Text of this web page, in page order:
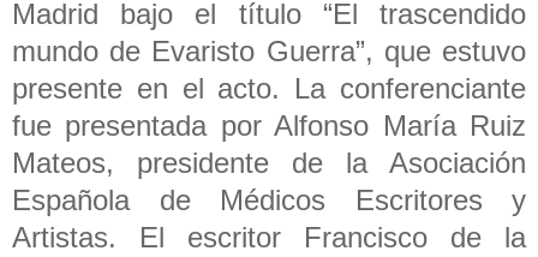
Madrid bajo el título “El trascendido
mundo de Evaristo Guerra”, que estuvo
presente en el acto. La conferenciante
fue presentada por Alfonso María Ruiz
Mateos, presidente de la Asociación
Española de Médicos Escritores y
Artistas. El escritor Francisco de la